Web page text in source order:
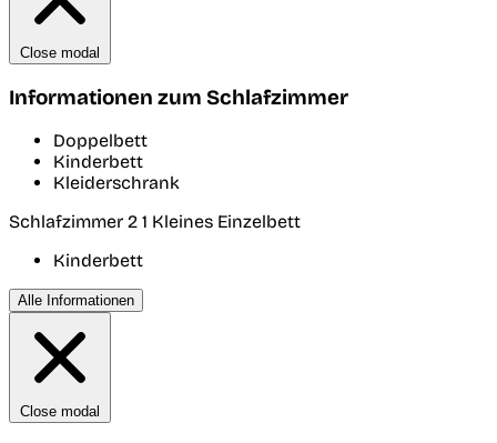
Close modal
Informationen zum Schlafzimmer
Doppelbett
Kinderbett
Kleiderschrank
Schlafzimmer 2 1 Kleines Einzelbett
Kinderbett
Alle Informationen
Close modal